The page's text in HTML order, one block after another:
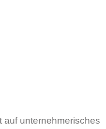
auf unternehmerisches